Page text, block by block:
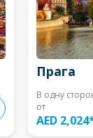
Прага
В одну
от
AED 2,024